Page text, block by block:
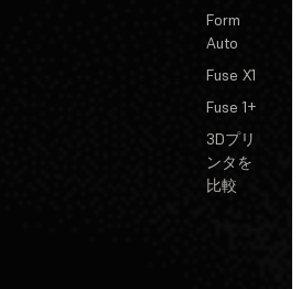
Form
Auto
Fuse X1
Fuse 1+
3Dプリ
ンタを
比較